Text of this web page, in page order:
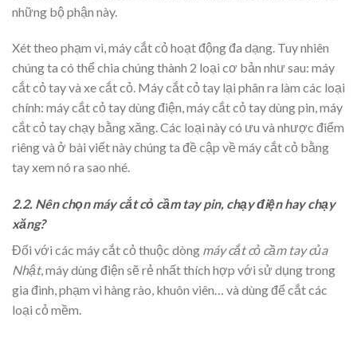
những bộ phận này.
Xét theo phạm vi, máy cắt cỏ hoạt động đa dạng. Tuy nhiên
chúng ta có thể chia chúng thành 2 loại cơ bản như sau: máy
cắt cỏ tay và xe cắt cỏ. Máy cắt cỏ tay lại phân ra làm các loại
chính: máy cắt cỏ tay dùng điện, máy cắt cỏ tay dùng pin, máy
cắt cỏ tay chạy bằng xăng. Các loại này có ưu và nhược điểm
riêng và ở bài viết này chúng ta đề cập về máy cắt cỏ bằng
tay xem nó ra sao nhé.
2.2. Nên chọn máy cắt cỏ cầm tay pin, chạy điện hay chạy
xăng?
Đối với các máy cắt cỏ thuộc dòng máy cắt cỏ cầm tay của
Nhật, máy dùng điện sẽ rẻ nhất thích hợp với sử dụng trong
gia đình, phạm vi hàng rào, khuôn viên… và dùng để cắt các
loại cỏ mềm.